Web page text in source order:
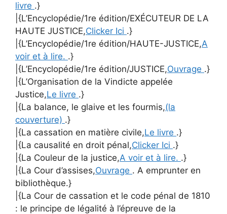
livre .}
|{L’Encyclopédie/1re édition/EXÉCUTEUR DE LA
HAUTE JUSTICE,Clicker Ici .}
|{L’Encyclopédie/1re édition/HAUTE-JUSTICE,A
voir et à lire. .}
|{L’Encyclopédie/1re édition/JUSTICE,Ouvrage .}
|{L’Organisation de la Vindicte appelée
Justice,Le livre .}
|{La balance, le glaive et les fourmis,(la
couverture) .}
|{La cassation en matière civile,Le livre .}
|{La causalité en droit pénal,Clicker Ici .}
|{La Couleur de la justice,A voir et à lire. .}
|{La Cour d’assises,Ouvrage . A emprunter en
bibliothèque.}
|{La Cour de cassation et le code pénal de 1810
: le principe de légalité à l’épreuve de la